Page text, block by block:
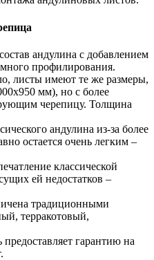
андулина с добавлением
профилирования.
листы имеют те же размеры,
мм), но с более
черепицу. Толщина
андулина из-за более
остается очень легким –
классической
ей недостатков –
традиционными
терракотовый,
гарантию на